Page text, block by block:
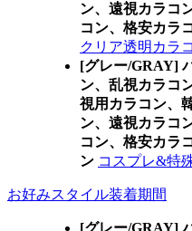
ン、遠視カラコ
コン、格安カラ
クリア透明カラ
[グレー/GRAY]
ン、乱視カラコ
視用カラコン、
ン、遠視カラコ
コン、格安カラ
ン コスプレ&特
お好みスタイル装着期間
[グレー/GRAY]